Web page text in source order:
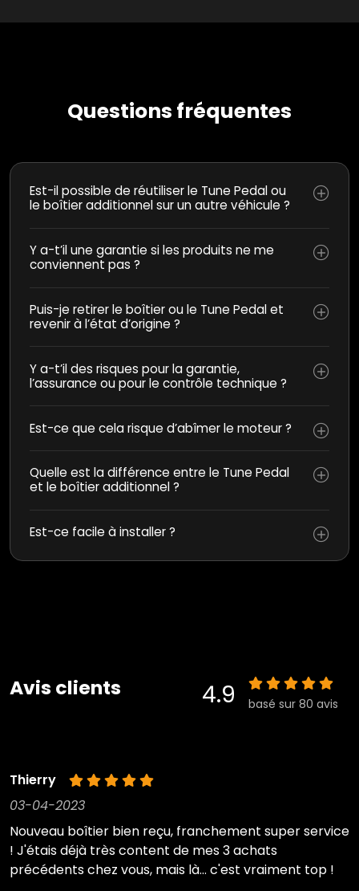
Questions fréquentes
Est-il possible de réutiliser le Tune Pedal ou
le boîtier additionnel sur un autre véhicule ?
Y a-t’il une garantie si les produits ne me
conviennent pas ?
Puis-je retirer le boîtier ou le Tune Pedal et
revenir à l’état d’origine ?
Y a-t’il des risques pour la garantie,
l’assurance ou pour le contrôle technique ?
Est-ce que cela risque d’abîmer le moteur ?
Quelle est la différence entre le Tune Pedal
et le boîtier additionnel ?
Est-ce facile à installer ?
Avis clients 4.9 basé sur 80 avis
Thierry
03-04-2023
Nouveau boîtier bien reçu, franchement super service
! J'étais déjà très content de mes 3 achats
précédents chez vous, mais là... c'est vraiment top !